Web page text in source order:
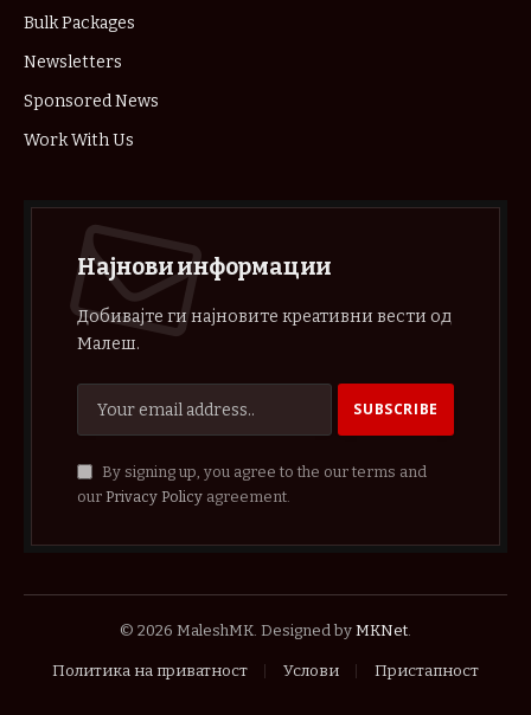
Bulk Packages
Newsletters
Sponsored News
Work With Us
Најнови информации
Добивајте ги најновите креативни вести од
Малеш.
By signing up, you agree to the our terms and
our Privacy Policyagreement.
© 2026 MaleshMK. Designed by MKNet.
Политика на приватност Услови Пристапност